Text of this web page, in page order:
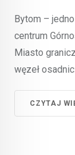
Bytom –
centrum
Miasto
węzeł
CZYTAJ